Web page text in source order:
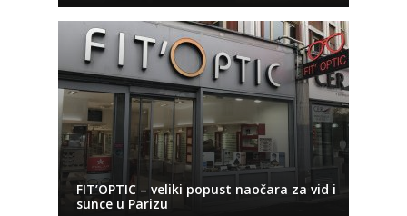
FIT’OPTIC – veliki popust naočara za vid i
sunce u Parizu